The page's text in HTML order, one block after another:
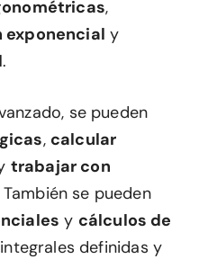
,
exponencial y
.
se pueden
, calcular
trabajar con
También se pueden
y cálculos de
definidas y